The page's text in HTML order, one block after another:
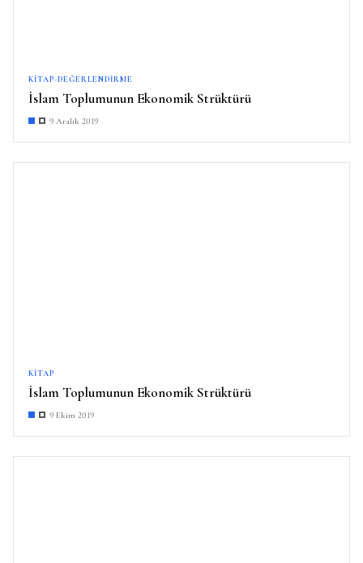
KITAP-DEĞERLENDIRME
İslam Toplumunun Ekonomik Strüktürü
9 Aralık 2019
KITAP
İslam Toplumunun Ekonomik Strüktürü
9 Ekim 2019